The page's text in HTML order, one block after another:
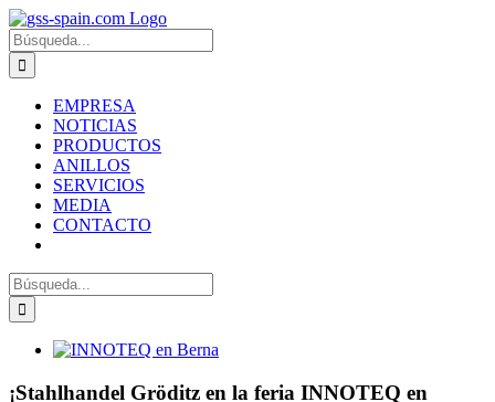
Zum
Inhalt
springen
Suche
nach:
EMPRESA
NOTICIAS
PRODUCTOS
ANILLOS
SERVICIOS
MEDIA
CONTACTO
Suche
nach:
Zeige
Bild
¡Stahlhandel Gröditz en la feria INNOTEQ en